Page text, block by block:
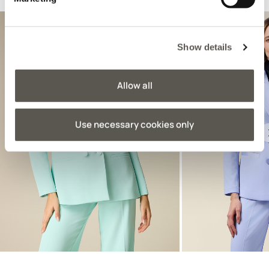
Show details
Allow all
Use necessary cookies only
Previous